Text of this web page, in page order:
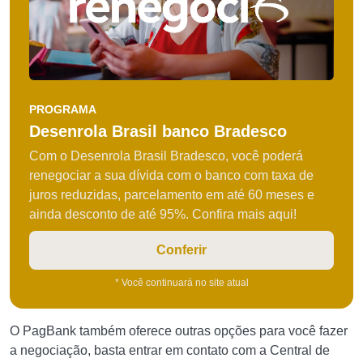
PROGRAMA
Desenrola Brasil banco Bradesco
Com o Desenrola Brasil Bradesco, você poderá
renegociar a sua dívida com o banco com taxa de
juros reduzidas, parcelamento em até 60 meses e
ainda desconto de até 95%. Confira mais aqui!
Conferir
* Você continuará no site atual
O PagBank também oferece outras opções para você fazer
a negociação, basta entrar em contato com a Central de